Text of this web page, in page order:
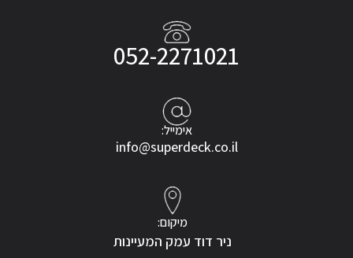
052-2271021
אימייל:
info@superdeck.co.il
מיקום:
ניר דוד עמק המעיינות